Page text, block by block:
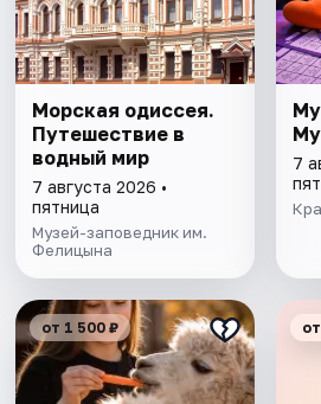
Морская одиссея.
Путешествие в
водный мир
7 августа 2026 •
пятница
Музей-заповедник им.
Фелицына
7
от 1 500 ₽